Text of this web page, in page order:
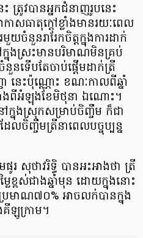
ះ ត្រូវបានអ្នកជំនាញរូបនេះ
ាសធាតុក្តៅខ្លាំងមានរយៈពេល
យចំនួនរារែកចិត្តក្នុងការដាក់
ងស្រះមានបរិមាណមិនគ្រប់
ទើបតែចាប់ផ្តើមដាក់ត្រី
នេះប៉ុណ្ណោះ ខណៈកាលពីឆ្នាំ
ងពីអំឡុងខែមិថុនា ឯណោះ។
ៅក្នុងស្រុកសម្រាប់ចិញ្ចឹម ក៏ជា
ចិញ្ចឹមត្រីនាពេលបច្ចុប្បន្ន
រ សុថាវរិទ្ធិ បានអះអាងថា ត្រី
ៃខ្ពស់ជាងឆ្នាំមុន ដោយក្នុងនោះ
រមាណ៧០%​ អាចលក់បានក្នុង
ឡូក្រាម។